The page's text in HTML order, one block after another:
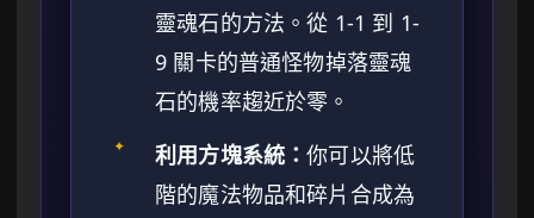
靈魂石的方法。從 1-1 到 1-
9 關卡的普通怪物掉落靈魂
石的機率趨近於零。
✦ 利用方塊系統：你可以將低
階的魔法物品和碎片合成為